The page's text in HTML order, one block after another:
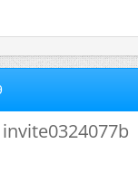
invite0324077b